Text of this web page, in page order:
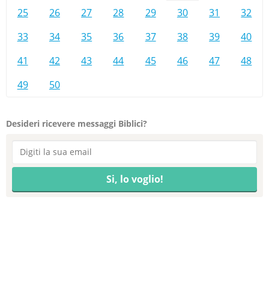
25
26 27 28 29 30 31
32
33
34 35 36 37 38 39
40
41
42 43 44 45 46 47
48
49
50
Desideri ricevere messaggi Biblici?